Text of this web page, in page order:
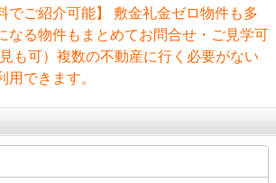
でご紹介可能】 敷金礼金ゼロ物件も多
る物件もまとめてお問合せ・ご見学可
も可）複数の不動産に行く必要がない
用できます。